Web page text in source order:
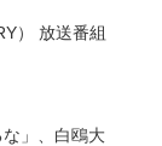
） 放送番組
な」、白鴎大